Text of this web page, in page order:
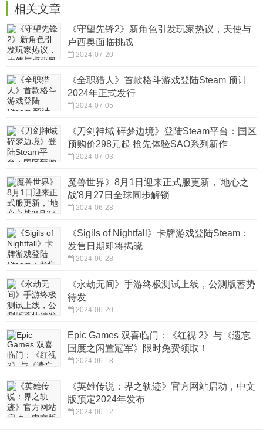
相关文章
《守望先锋2》新角色引发玩家热议，天使与
卢西奥面临挑战
2024-07-20
《全职猎人》首款格斗游戏登陆Steam 预计
2024年正式发行
2024-07-05
《刀剑神域 碎梦边境》登陆Steam平台：国区
预购价298元起 抢先体验SAO系列新作
2024-07-03
魔兽世界》8月1日迎来正式服更新，'地心之
战'8月27日全球同步解锁
2024-06-28
《Sigils of Nightfall》卡牌游戏登陆Steam：
发售日期即将揭晓
2024-06-28
《永劫无间》手游终极测试上线，公测版蓄势
待发
2024-06-20
Epic Games 双喜临门：《红视 2》与《遗忘
国度之闲置冠军》限时免费领取！
2024-06-18
《英雄传说：界之轨迹》官方网站启动，中文
版预定2024年发布
2024-06-12